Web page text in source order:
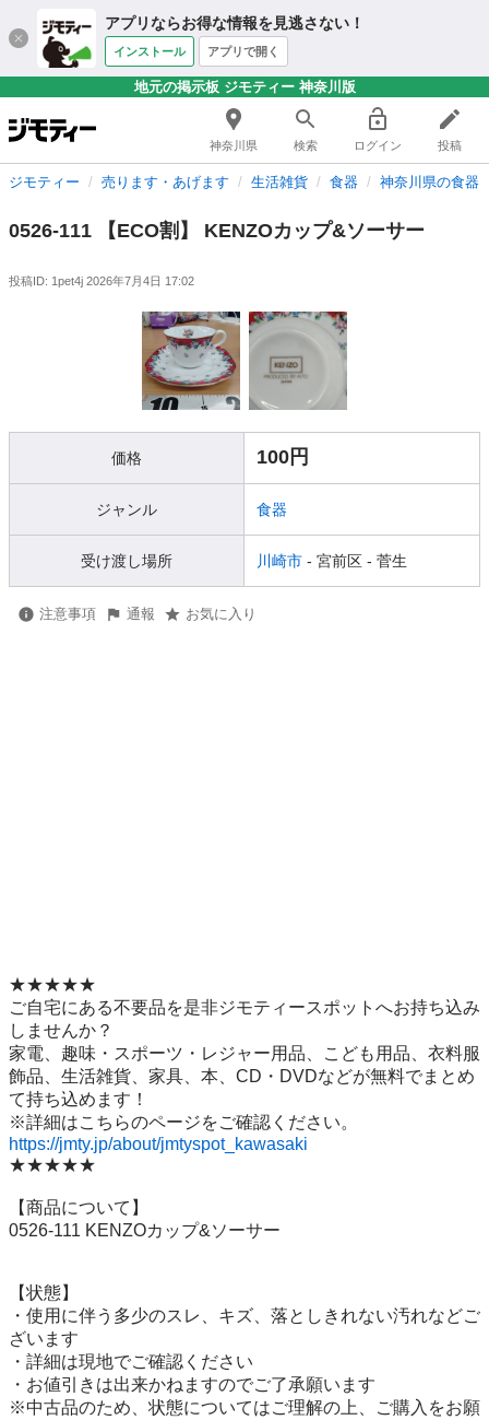
アプリならお得な情報を見逃さない！
インストール アプリで開く
地元の掲示板 ジモティー 神奈川版
神奈川県 検索 ログイン 投稿
ジモティー 売ります・あげます 生活雑貨 食器 神奈川県の食器
0526-111 【ECO割】 KENZOカップ&ソーサー
投稿ID: 1pet4j 2026年7月4日 17:02
価格 100円
ジャンル 食器
受け渡し場所 川崎市 - 宮前区 - 菅生
注意事項 通報 お気に入り
★★★★★
ご自宅にある不要品を是非ジモティースポットへお持ち込み
しませんか？
家電、趣味・スポーツ・レジャー用品、こども用品、衣料服
飾品、生活雑貨、家具、本、CD・DVDなどが無料でまとめ
て持ち込めます！
https://jmty.jp/about/jmtyspot_kawasaki
★★★★★
【商品について】
0526-111 KENZOカップ&ソーサー
【状態】
・使用に伴う多少のスレ、キズ、落としきれない汚れなどご
ざいます
・詳細は現地でご確認ください
・お値引きは出来かねますのでご了承願います
※中古品のため、状態についてはご理解の上、ご購入をお願